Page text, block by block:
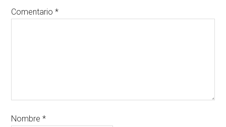
Comentario*
Nombre*